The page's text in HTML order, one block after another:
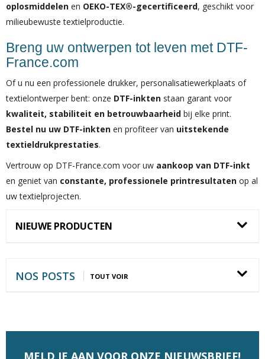
oplosmiddelen en OEKO-TEX®-gecertificeerd, geschikt voor
milieubewuste textielproductie.
Breng uw ontwerpen tot leven met DTF-
France.com
Of u nu een professionele drukker, personalisatiewerkplaats of
textielontwerper bent: onze DTF-inkten staan garant voor
kwaliteit, stabiliteit en betrouwbaarheid bij elke print.
Bestel nu uw DTF-inkten en profiteer van uitstekende
textieldrukprestaties.
Vertrouw op DTF-France.com voor uw aankoop van DTF-inkt
en geniet van constante, professionele printresultaten op al
uw textielprojecten.
NIEUWE PRODUCTEN
NOS POSTS TOUT VOIR
MELD JE AAN VOOR ONZE NIEUWSBRIEF!